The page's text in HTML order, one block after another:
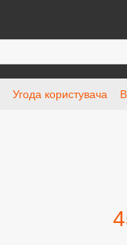
Угода користувача